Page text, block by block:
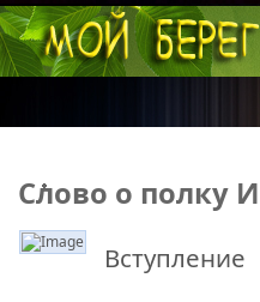
Слово о полку
Вступление